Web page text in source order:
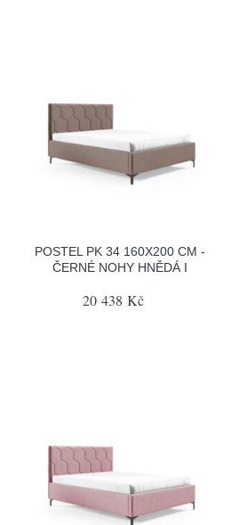
POSTEL PK 34 160X200 CM -
ČERNÉ NOHY HNĚDÁ I
20 438 Kč